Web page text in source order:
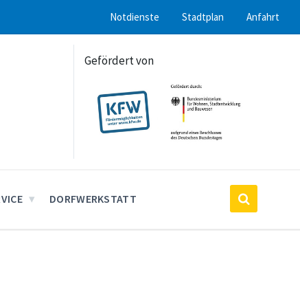
Notdienste Stadtplan Anfahrt
Gefördert von
DORFWERKSTATT